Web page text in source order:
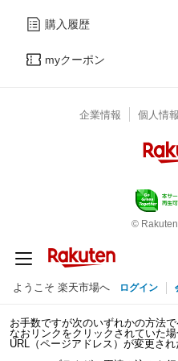
購入履歴
myクーポン
企業情報 個人情
© Rakuten
ようこそ 楽天市場へ ログイン
お手数ですが次のいずれかの方法で
なおリンクをクリックされていた
URL（ページアドレス）が変更され